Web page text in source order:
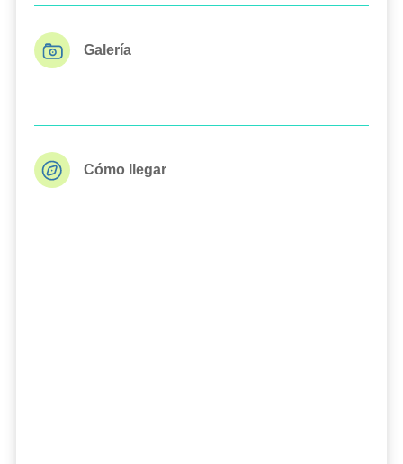
Galería
Cómo llegar